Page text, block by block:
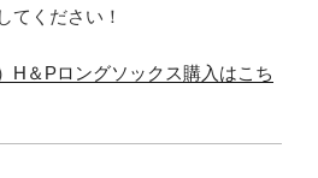
てください！
H＆Pロングソックス購入はこち